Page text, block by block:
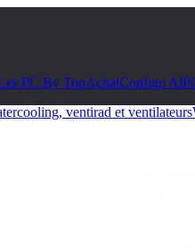
PC By TopAchatConfigo Ai
ventirad et ventilateurs